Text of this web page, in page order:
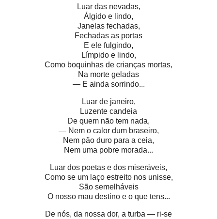
Luar das nevadas,
Álgido e lindo,
Janelas fechadas,
Fechadas as portas
E ele fulgindo,
Límpido e lindo,
Como boquinhas de crianças mortas,
Na morte geladas
— E ainda sorrindo...
Luar de janeiro,
Luzente candeia
De quem não tem nada,
— Nem o calor dum braseiro,
Nem pão duro para a ceia,
Nem uma pobre morada...
Luar dos poetas e dos miseráveis,
Como se um laço estreito nos unisse,
São semelháveis
O nosso mau destino e o que tens...
De nós, da nossa dor, a turba — ri-se